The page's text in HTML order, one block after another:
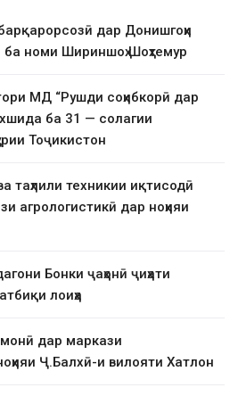
дар Донишгоҳи
номи Шириншоҳ Шоҳтемур
МД “Рушди соҳибкорӣ дар
ба 31 — солагии
Тоҷикистон
таҳлили техникии иқтисодӣ
агрологистикӣ дар ноҳияи
Бонки ҷаҳонӣ ҷиҳати
лоиҳа
дар маркази
Ҷ.Балхӣ-и вилояти Хатлон